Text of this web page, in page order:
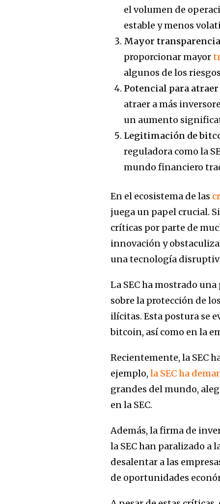
el volumen de
estable y menos
Mayor
proporcionar mayor
algunos de los
Potencial para
atraer a más
un aumento
Legitimación de
reguladora como la
mundo financiero
En el ecosistema de las
juega un papel crucial.
críticas por parte de
innovación y
una tecnología
La SEC ha mostrado
sobre la protección de
ilícitas. Esta postura se
bitcoin, así como en la
Recientemente, la SEC
ejemplo,la SEC ha
grandes del mundo,
en la SEC.
Además, la firma de
la SEC han paralizado a
desalentar a las
de oportunidades